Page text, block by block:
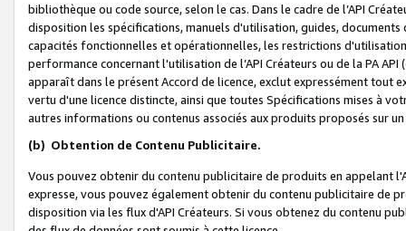
bibliothèque ou code source, selon le cas. Dans le cadre de l’API
disposition les spécifications, manuels d'utilisation, guides,
capacités fonctionnelles et opérationnelles, les restrictions
performance concernant l'utilisation de l’API Créateurs ou de la PA
apparaît dans le présent Accord de licence, exclut expressément tout
vertu d'une licence distincte, ainsi que toutes Spécifications mises à
autres informations ou contenus associés aux produits proposés sur
(b) Obtention de Contenu Publicitaire.
Vous pouvez obtenir du contenu publicitaire de produits en appelant
expresse, vous pouvez également obtenir du contenu publicitaire de
disposition via les flux d'API Créateurs. Si vous obtenez du contenu